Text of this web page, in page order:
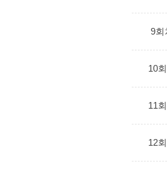
9회
10
11
12